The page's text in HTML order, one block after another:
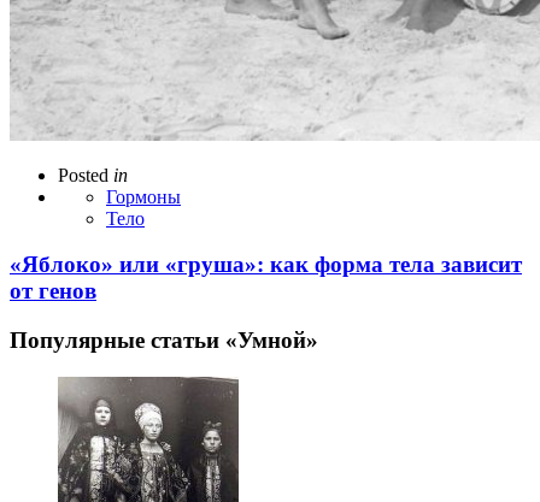
Posted in
Гормоны
Тело
«Яблоко» или «груша»: как форма тела зависит
от генов
Популярные статьи «Умной»